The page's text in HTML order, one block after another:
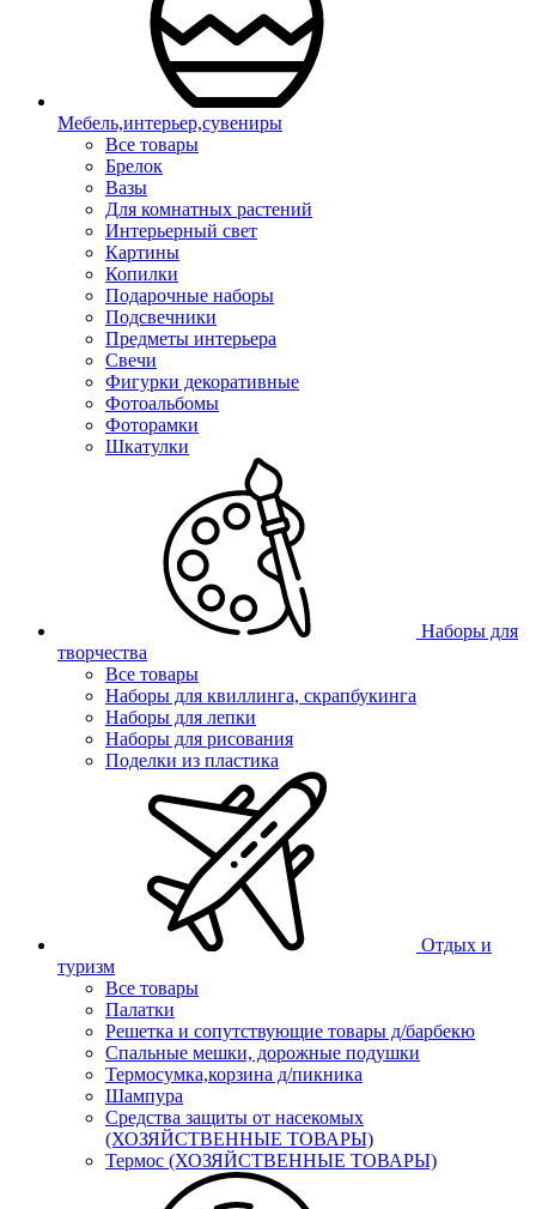
Мебель,интерьер,сувениры
Все товары
Брелок
Вазы
Для комнатных растений
Интерьерный свет
Картины
Копилки
Подарочные наборы
Подсвечники
Предметы интерьера
Свечи
Фигурки декоративные
Фотоальбомы
Фоторамки
Шкатулки
Наборы для
творчества
Все товары
Наборы для квиллинга, скрапбукинга
Наборы для лепки
Наборы для рисования
Поделки из пластика
Отдых и
туризм
Все товары
Палатки
Решетка и сопутствующие товары д/барбекю
Спальные мешки, дорожные подушки
Термосумка,корзина д/пикника
Шампура
Средства защиты от насекомых
(ХОЗЯЙСТВЕННЫЕ ТОВАРЫ)
Термос (ХОЗЯЙСТВЕННЫЕ ТОВАРЫ)